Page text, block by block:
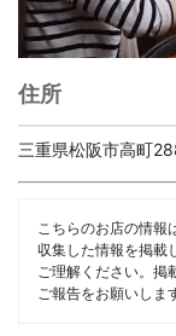
住所
三重県松阪市高町
こちらのお店の情報
収集した情報を掲載
ご理解ください。掲
ご報告をお願いしま